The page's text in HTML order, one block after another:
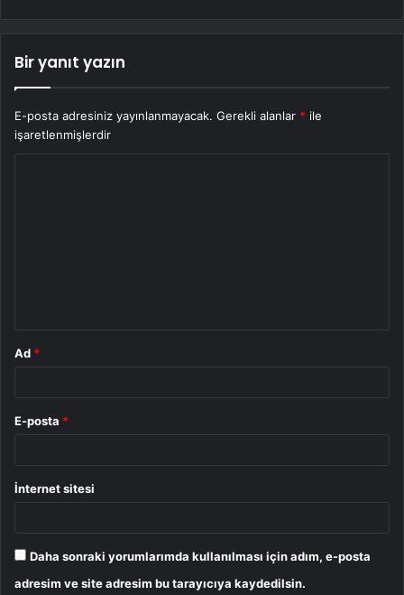
Bir yanıt yazın
E-posta adresiniz yayınlanmayacak. Gerekli alanlar * ile
işaretlenmişlerdir
Ad *
E-posta *
İnternet sitesi
Daha sonraki yorumlarımda kullanılması için adım, e-posta
adresim ve site adresim bu tarayıcıya kaydedilsin.